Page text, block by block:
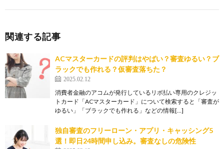
関連する記事
ACマスターカードの評判はやばい？審査ゆるい？ブ
ラックでも作れる？仮審査落ちた？
2025.02.12
消費者金融のアコムが発行しているリボ払い専用のクレジッ
トカード「ACマスターカード」について検索すると「審査が
ゆるい」「ブラックでも作れる」などの情報[…]
独自審査のフリーローン・アプリ・キャッシング5
選！即日24時間申し込み。審査なしの危険性